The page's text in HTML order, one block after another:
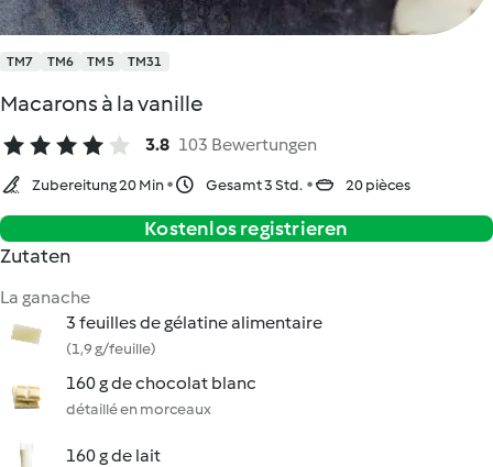
TM7 TM6 TM5 TM31
Macarons à la vanille
3.8 103 Bewertungen
Zubereitung 20 Min Gesamt 3 Std. 20 pièces
Kostenlos registrieren
Zutaten
La ganache
3 feuilles de gélatine alimentaire
(1,9 g/feuille)
160 g de chocolat blanc
détaillé en morceaux
160 g de lait